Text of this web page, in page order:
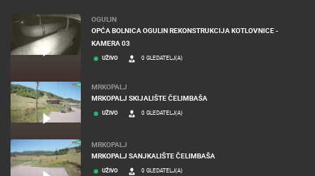
OGULIN
OPĆA BOLNICA OGULIN REKONSTRUKCIJA KOTLOVNICE -
KAMERA 03
UŽIVO 0 GLEDATELJ(A)
MRKOPALJ
MRKOPALJ SKIJALIŠTE ČELIMBAŠA
UŽIVO 0 GLEDATELJ(A)
MRKOPALJ
MRKOPALJ SANJKALIŠTE ČELIMBAŠA
UŽIVO 0 GLEDATELJ(A)